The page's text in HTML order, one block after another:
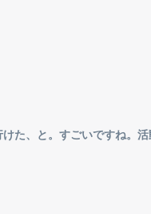
た、と。すごいですね。活